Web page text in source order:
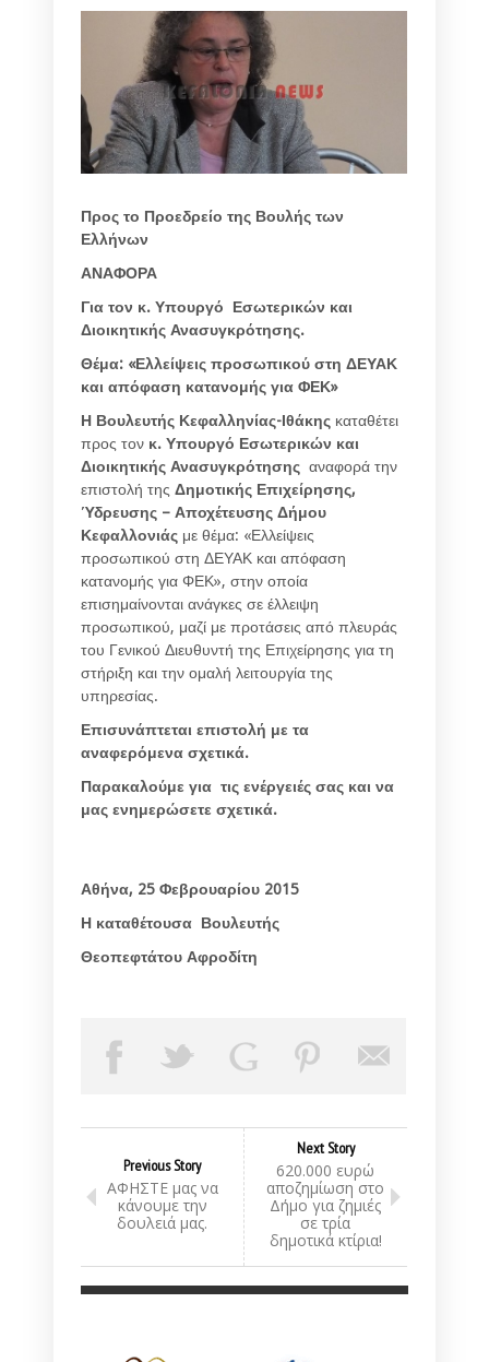
Προς το Προεδρείο της Βουλής των
Ελλήνων
ΑΝΑΦΟΡΑ
Για τον κ. Υπουργό Εσωτερικών και
Διοικητικής Ανασυγκρότησης.
Θέμα: «Ελλείψεις προσωπικού στη ΔΕΥΑΚ
και απόφαση κατανομής για ΦΕΚ»
Η Βουλευτής Κεφαλληνίας-Ιθάκης καταθέτει
προς τον κ. Υπουργό Εσωτερικών και
Διοικητικής Ανασυγκρότησης αναφορά την
επιστολή της Δημοτικής Επιχείρησης,
Ύδρευσης – Αποχέτευσης Δήμου
Κεφαλλονιάς με θέμα: «Ελλείψεις
προσωπικού στη ΔΕΥΑΚ και απόφαση
κατανομής για ΦΕΚ», στην οποία
επισημαίνονται ανάγκες σε έλλειψη
προσωπικού, μαζί με προτάσεις από πλευράς
του Γενικού Διευθυντή της Επιχείρησης για τη
στήριξη και την ομαλή λειτουργία της
υπηρεσίας.
Επισυνάπτεται επιστολή με τα
αναφερόμενα σχετικά.
Παρακαλούμε για τις ενέργειές σας και να
μας ενημερώσετε σχετικά.
Αθήνα, 25 Φεβρουαρίου 2015
Η καταθέτουσα Βουλευτής
Θεοπεφτάτου Αφροδίτη
Previous Story
ΑΦΗΣΤΕ μας να
κάνουμε την
δουλειά μας.
Next Story
620.000 ευρώ
αποζημίωση στο
Δήμο για ζημιές
σε τρία
δημοτικά κτίρια!